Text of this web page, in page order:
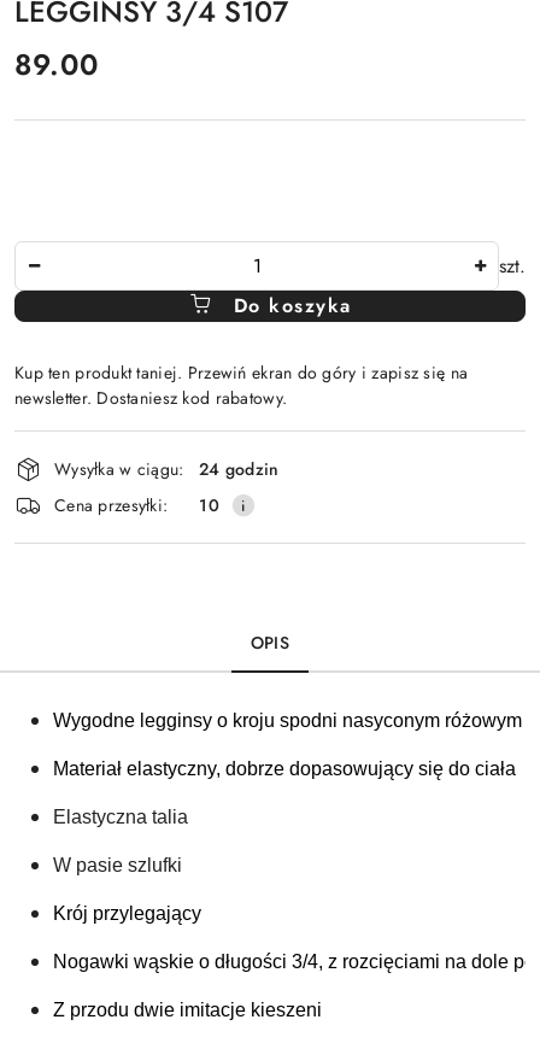
LEGGINSY 3/4 S107
cena:
89.00
szt.
Do koszyka
Kup ten produkt taniej. Przewiń ekran do góry i zapisz się na
newsletter. Dostaniesz kod rabatowy.
Dostępność
i
dostawa
Wysyłka w ciągu:
24 godzin
Cena przesyłki:
10
OPIS
Wygodne legginsy o kroju spodni nasyconym różowym
Materiał elastyczny, dobrze dopasowujący się do ciała
Elastyczna talia
W pasie szlufki
Krój przylegający
Nogawki wąskie o długości 3/4, z rozcięciami na dole po
Z przodu dwie imitacje kieszeni